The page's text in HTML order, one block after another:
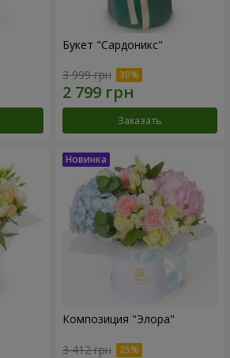
Букет "Сардоникс"
3 999 грн
Заказать
Композиция "Элора"
3 412 грн